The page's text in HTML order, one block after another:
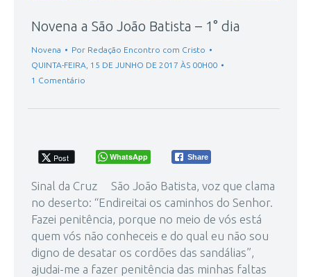
Novena a São João Batista – 1° dia
Novena Por Redação Encontro com Cristo
QUINTA-FEIRA, 15 DE JUNHO DE 2017 ÀS 00H00
1 Comentário
Post WhatsApp Share
Sinal da Cruz São João Batista, voz que clama
no deserto: “Endireitai os caminhos do Senhor.
Fazei penitência, porque no meio de vós está
quem vós não conheceis e do qual eu não sou
digno de desatar os cordões das sandálias”,
ajudai-me a fazer penitência das minhas faltas